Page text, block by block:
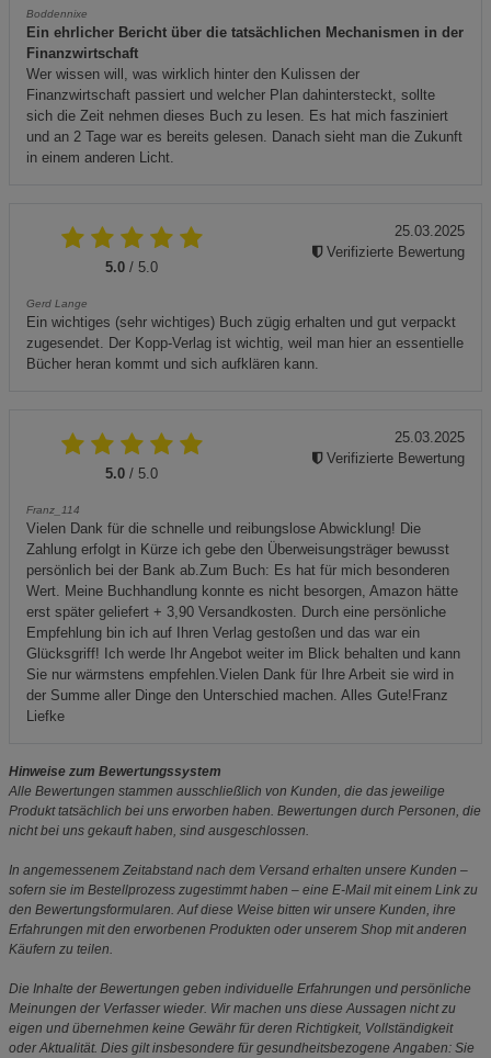
Boddennixe
Ein ehrlicher Bericht über die tatsächlichen Mechanismen in der
Finanzwirtschaft
Wer wissen will, was wirklich hinter den Kulissen der
Finanzwirtschaft passiert und welcher Plan dahintersteckt, sollte
sich die Zeit nehmen dieses Buch zu lesen. Es hat mich fasziniert
und an 2 Tage war es bereits gelesen. Danach sieht man die Zukunft
in einem anderen Licht.
5.0 / 5.0
Gerd Lange
Ein wichtiges (sehr wichtiges) Buch zügig erhalten und gut verpackt
zugesendet. Der Kopp-Verlag ist wichtig, weil man hier an essentielle
Bücher heran kommt und sich aufklären kann.
25.03.2025
Verifizierte Bewertung
5.0 / 5.0
Franz_114
Vielen Dank für die schnelle und reibungslose Abwicklung! Die
Zahlung erfolgt in Kürze ich gebe den Überweisungsträger bewusst
persönlich bei der Bank ab.Zum Buch: Es hat für mich besonderen
Wert. Meine Buchhandlung konnte es nicht besorgen, Amazon hätte
erst später geliefert + 3,90 Versandkosten. Durch eine persönliche
Empfehlung bin ich auf Ihren Verlag gestoßen und das war ein
Glücksgriff! Ich werde Ihr Angebot weiter im Blick behalten und kann
Sie nur wärmstens empfehlen.Vielen Dank für Ihre Arbeit sie wird in
der Summe aller Dinge den Unterschied machen. Alles Gute!Franz
Liefke
25.03.2025
Verifizierte Bewertung
Hinweise zum Bewertungssystem
Alle Bewertungen stammen ausschließlich von Kunden, die das jeweilige
Produkt tatsächlich bei uns erworben haben. Bewertungen durch Personen, die
nicht bei uns gekauft haben, sind ausgeschlossen.
In angemessenem Zeitabstand nach dem Versand erhalten unsere Kunden –
sofern sie im Bestellprozess zugestimmt haben – eine E-Mail mit einem Link zu
den Bewertungsformularen. Auf diese Weise bitten wir unsere Kunden, ihre
Erfahrungen mit den erworbenen Produkten oder unserem Shop mit anderen
Käufern zu teilen.
Die Inhalte der Bewertungen geben individuelle Erfahrungen und persönliche
Meinungen der Verfasser wieder. Wir machen uns diese Aussagen nicht zu
eigen und übernehmen keine Gewähr für deren Richtigkeit, Vollständigkeit
oder Aktualität. Dies gilt insbesondere für gesundheitsbezogene Angaben: Sie